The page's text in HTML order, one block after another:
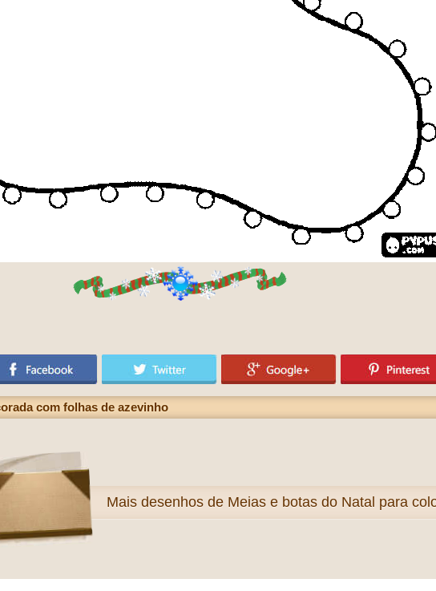
com folhas de azevinho
Mais desenhos de Meias e botas do Natal para